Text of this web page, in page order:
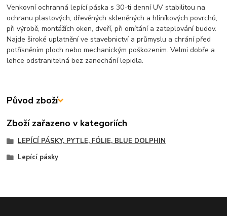
Venkovní ochranná lepící páska s 30-ti denní UV stabilitou na
ochranu plastových, dřevěných skleněných a hliníkových povrchů,
při výrobě, montážích oken, dveří, při omítání a zateplování budov.
Najde široké uplatnění ve stavebnictví a průmyslu a chrání před
potřísněním ploch nebo mechanickým poškozením. Velmi dobře a
lehce odstranitelná bez zanechání lepidla.
Původ zboží
Zboží zařazeno v kategoriích
LEPÍCÍ PÁSKY, PYTLE, FÓLIE, BLUE DOLPHIN
Lepící pásky